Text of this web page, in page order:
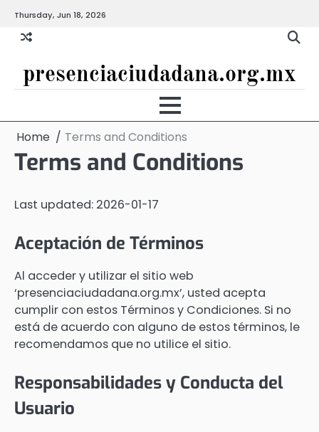
content
Thursday, Jun 18, 2026
presenciaciudadana.org.mx
Home Terms and Conditions
Terms and Conditions
Last updated: 2026-01-17
Aceptación de Términos
Al acceder y utilizar el sitio web
‘presenciaciudadana.org.mx’, usted acepta
cumplir con estos Términos y Condiciones. Si no
está de acuerdo con alguno de estos términos, le
recomendamos que no utilice el sitio.
Responsabilidades y Conducta del
Usuario